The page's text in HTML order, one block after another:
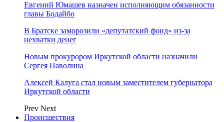
Евгений Юмашев назначен исполняющим обязанности
главы Бодайбо
В Братске заморозили «депутатский фонд» из‑за
нехватки денег
Новым прокурором Иркутской области назначили
Сергея Паволина
Алексей Калуга стал новым заместителем губернатора
Иркутской области
Prev Next
Происшествия